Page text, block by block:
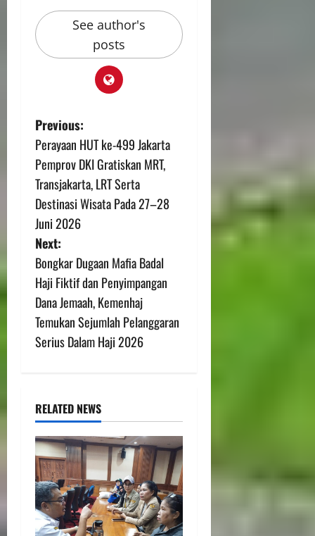
See author's
posts
Previous:
Perayaan HUT ke-499 Jakarta
Pemprov DKI Gratiskan MRT,
Transjakarta, LRT Serta
Destinasi Wisata Pada 27–28
Juni 2026
Next:
Bongkar Dugaan Mafia Badal
Haji Fiktif dan Penyimpangan
Dana Jemaah, Kemenhaj
Temukan Sejumlah Pelanggaran
Serius Dalam Haji 2026
RELATED NEWS